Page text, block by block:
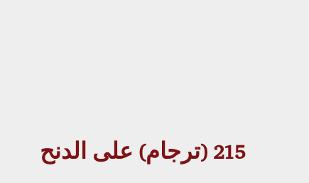
215 (ترجام) على الدنح